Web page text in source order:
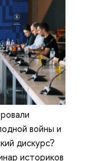
войны и
дискурс?
историков